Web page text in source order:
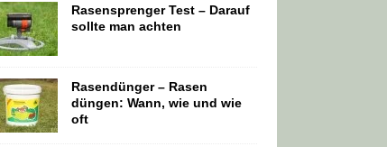
Rasensprenger Test – Darauf
sollte man achten
Rasendünger – Rasen
düngen: Wann, wie und wie
oft